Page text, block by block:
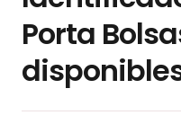
Porta